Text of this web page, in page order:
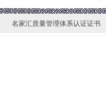
名家汇质量管理体系认证证书